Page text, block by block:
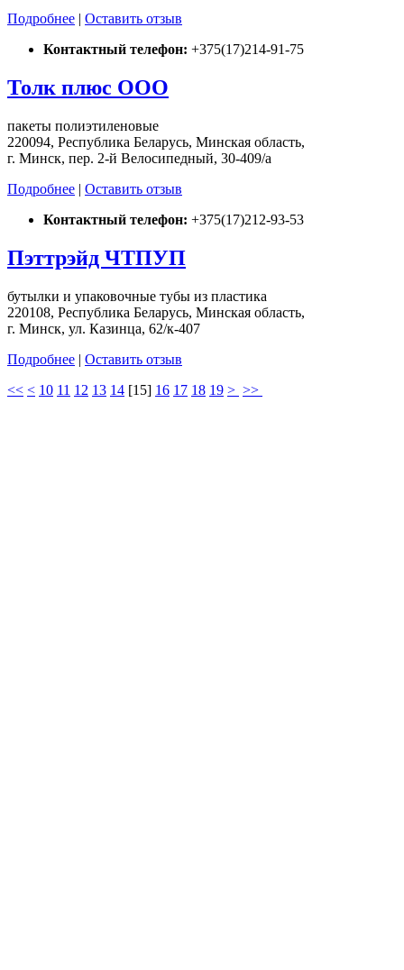
Подробнее | Оставить отзыв
Контактный телефон: +375(17)214-91-75
Толк плюс ООО
пакеты полиэтиленовые
220094, Республика Беларусь, Минская область,
г. Минск, пер. 2-й Велосипедный, 30-409/а
Подробнее | Оставить отзыв
Контактный телефон: +375(17)212-93-53
Пэттрэйд ЧТПУП
бутылки и упаковочные тубы из пластика
220108, Республика Беларусь, Минская область,
г. Минск, ул. Казинца, 62/к-407
Подробнее | Оставить отзыв
<< < 10 11 12 13 14 [15] 16 17 18 19 > >>